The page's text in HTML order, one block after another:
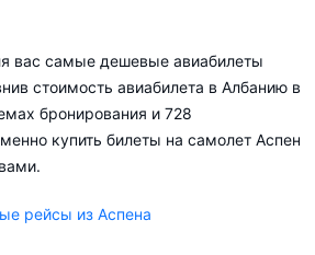
вас самые дешевые авиабилеты
стоимость авиабилета в Албанию в
бронирования и 728
купить билеты на самолет Аспен
рейсы из Аспена